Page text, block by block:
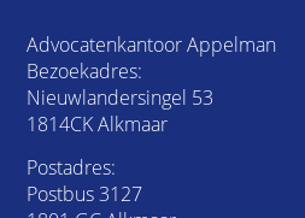
Advocatenkantoor Appelman
Bezoekadres:
Nieuwlandersingel 53
1814CK Alkmaar
Postadres:
Postbus 3127